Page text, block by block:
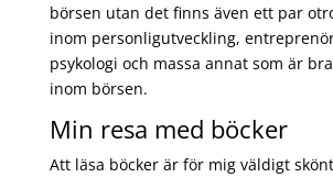
börsen utan det finns även ett par
inom personligutveckling,
psykologi och massa annat som är
inom börsen.
Min resa med böcker
Att läsa böcker är för mig väldigt